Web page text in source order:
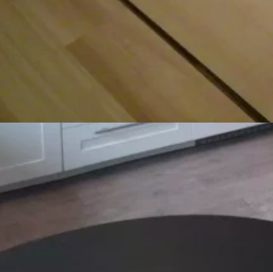
kostka@j3s.cz
+420 601 325 000
Technický a stavební dozor
Ing.Karel Špatenka